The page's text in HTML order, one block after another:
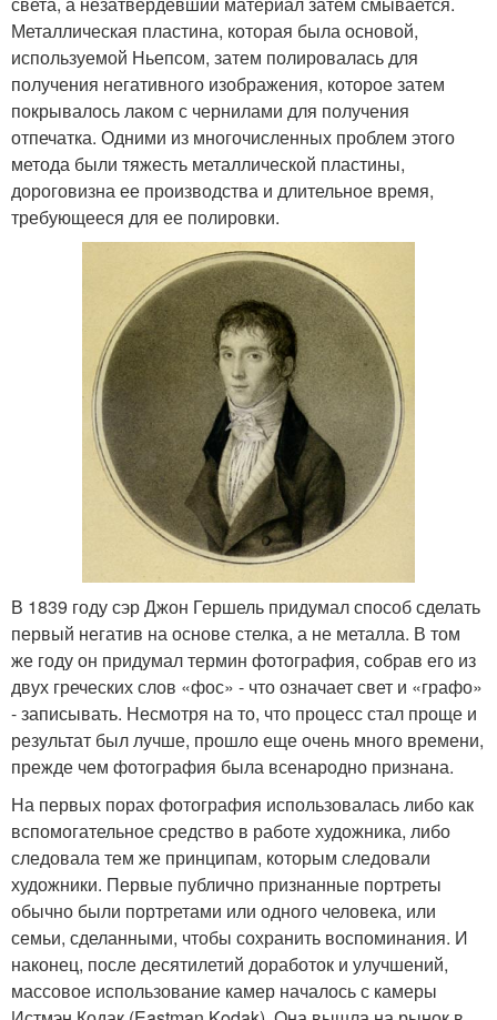
Металлическая пластина, которая была основой,
используемой Ньепсом, затем полировалась для
получения негативного изображения, которое затем
покрывалось лаком с чернилами для получения
отпечатка. Одними из многочисленных проблем этого
метода были тяжесть металлической пластины,
дороговизна ее производства и длительное время,
требующееся для ее полировки.
В 1839 году сэр Джон Гершель придумал способ сделать
первый негатив на основе стелка, а не металла. В том
же году он придумал термин фотография, собрав его из
двух греческих слов «фос» - что означает свет и «графо»
- записывать. Несмотря на то, что процесс стал проще и
результат был лучше, прошло еще очень много времени,
прежде чем фотография была всенародно признана.
На первых порах фотография использовалась либо как
вспомогательное средство в работе художника, либо
следовала тем же принципам, которым следовали
художники. Первые публично признанные портреты
обычно были портретами или одного человека, или
семьи, сделанными, чтобы сохранить воспоминания. И
наконец, после десятилетий доработок и улучшений,
массовое использование камер началось с камеры